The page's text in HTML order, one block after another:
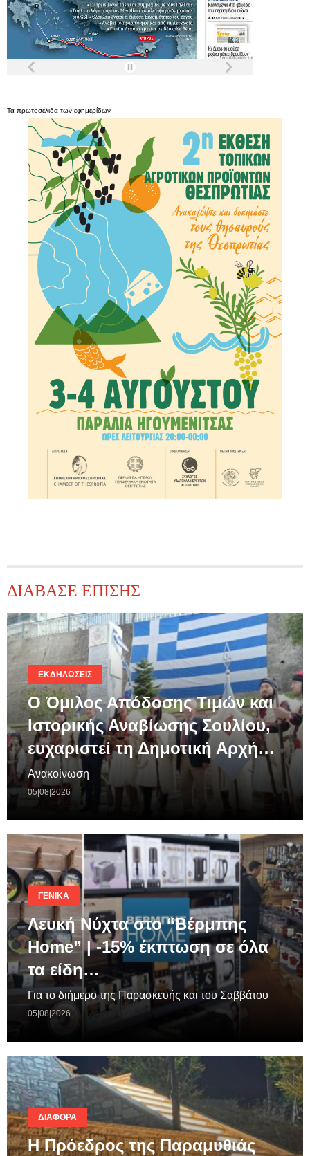
Τα πρωτοσέλιδα των εφημερίδων
ΔΙΑΒΑΣΕ ΕΠΙΣΗΣ
ΕΚΔΗΛΏΣΕΙΣ
Ο Όμιλος Απόδοσης Τιμών και
Ιστορικής Αναβίωσης Σουλίου,
ευχαριστεί τη Δημοτική Αρχή…
Ανακοίνωση
05|08|2026
ΓΕΝΙΚΆ
Λευκή Νύχτα στο “Βέρμπης
Home” | -15% έκπτωση σε όλα
τα είδη…
Για το διήμερο της Παρασκευής και του Σαββάτου
05|08|2026
ΔΙΆΦΟΡΑ
Η Πρόεδρος της Παραμυθιάς